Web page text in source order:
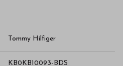
Tommy Hilfiger
KB0KB10093-BDS